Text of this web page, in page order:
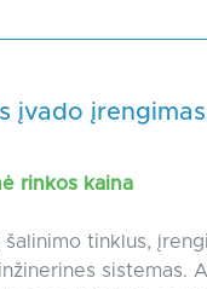
įvado
rinkos kaina
tinklus,
sistemas.